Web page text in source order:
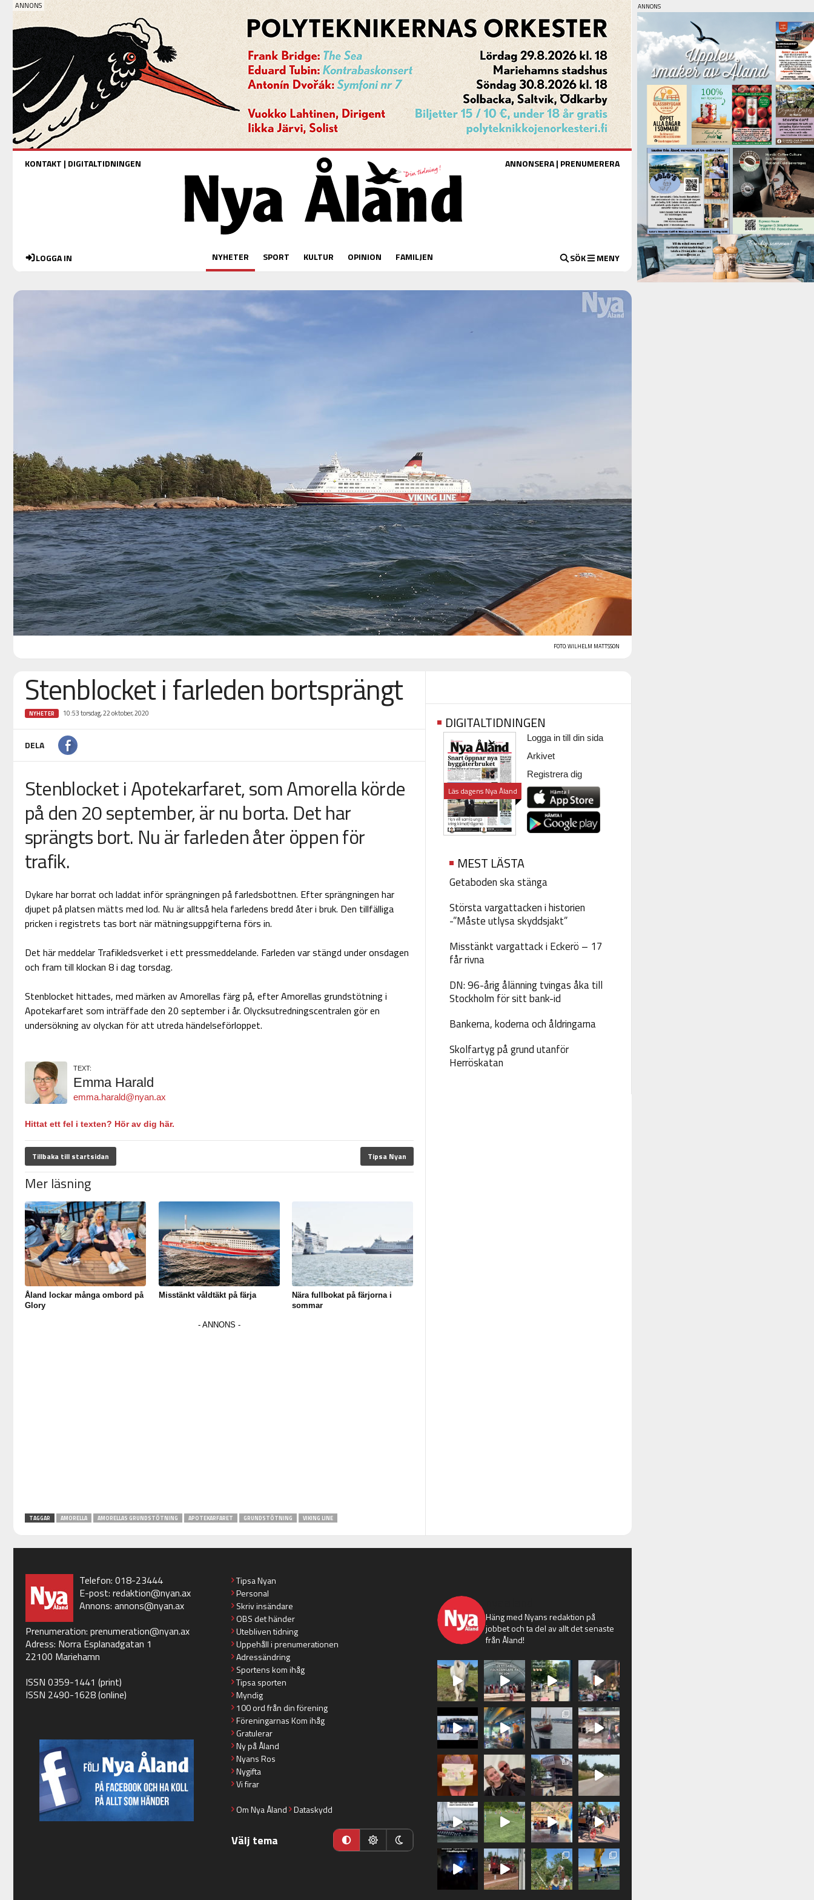
KONTAKT | DIGITALTIDNINGEN ANNONSERA| PRENUMERERA
LOGGA IN NYHETER SPORT KULTUR OPINION FAMILJEN SÖK MENY
FOTO: WILHELM MATTSSON
Stenblocket i farleden bortsprängt
NYHETER 10:53 torsdag, 22 oktober, 2020
DELA
Stenblocket i Apotekarfaret, som Amorella körde
på den 20 september, är nu borta. Det har
sprängts bort. Nu är farleden åter öppen för
trafik.
Dykare har borrat och laddat inför sprängningen på farledsbottnen. Efter sprängningen har
djupet på platsen mätts med lod. Nu är alltså hela farledens bredd åter i bruk. Den tillfälliga
pricken i registrets tas bort när mätningsuppgifterna förs in.
Det här meddelar Trafikledsverket i ett pressmeddelande. Farleden var stängd under onsdagen
och fram till klockan 8 i dag torsdag.
Stenblocket hittades, med märken av Amorellas färg på, efter Amorellas grundstötning i
Apotekarfaret som inträffade den 20 september i år. Olycksutredningscentralen gör en
undersökning av olyckan för att utreda händelseförloppet.
TEXT:
Emma Harald
emma.harald@nyan.ax
Hittat ett fel i texten? Hör av dig här.
Tillbaka till startsidan Tipsa Nyan
Mer läsning
Åland lockar många ombord på
Glory
Misstänkt våldtäkt på färja
Nära fullbokat på färjorna i
sommar
TAGGAR AMORELLA AMORELLAS GRUNDSTÖTNING APOTEKARFARET GRUNDSTÖTNING VIKING LINE
DIGITALTIDNINGEN
Läs dagens Nya Åland
Logga in till din sida
Arkivet
Registrera dig
MEST LÄSTA
Getaboden ska stänga
Största vargattacken i historien
-”Måste utlysa skyddsjakt”
Misstänkt vargattack i Eckerö – 17
får rivna
DN: 96-årig ålänning tvingas åka till
Stockholm för sitt bank-id
Bankerna, koderna och åldringarna
Skolfartyg på grund utanför
Herröskatan
Telefon: 018-23444
E-post: redaktion@nyan.ax
Annons: annons@nyan.ax
Prenumeration: prenumeration@nyan.ax
Adress: Norra Esplanadgatan 1
22100 Mariehamn
ISSN 0359-1441 (print)
ISSN 2490-1628 (online)
Tipsa Nyan
Personal
Skriv insändare
OBS det händer
Utebliven tidning
Uppehåll i prenumerationen
Adressändring
Sportens kom ihåg
Tipsa sporten
Myndig
100 ord från din förening
Föreningarnas Kom ihåg
Gratulerar
Ny på Åland
Nyans Ros
Nygifta
Vi firar
Om Nya Åland Dataskydd
Välj tema
Häng med Nyans redaktion på
jobbet och ta del av allt det senaste
från Åland!